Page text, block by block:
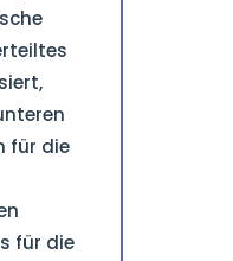
für die
für die